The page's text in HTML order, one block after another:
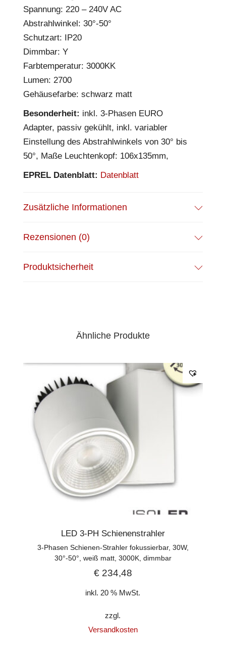
Spannung: 220 – 240V AC
Abstrahlwinkel: 30°-50°
Schutzart: IP20
Dimmbar: Y
Farbtemperatur: 3000KK
Lumen: 2700
Gehäusefarbe: schwarz matt
Besonderheit: inkl. 3-Phasen EURO
Adapter, passiv gekühlt, inkl. variabler
Einstellung des Abstrahlwinkels von 30° bis
50°, Maße Leuchtenkopf: 106x135mm,
EPREL Datenblatt: Datenblatt
Zusätzliche Informationen
Rezensionen (0)
Produktsicherheit
Ähnliche Produkte
LED 3-PH Schienenstrahler
3-Phasen Schienen-Strahler fokussierbar, 30W,
30°-50°, weiß matt, 3000K, dimmbar
€234,48
inkl. 20 % MwSt.
zzgl.
Versandkosten